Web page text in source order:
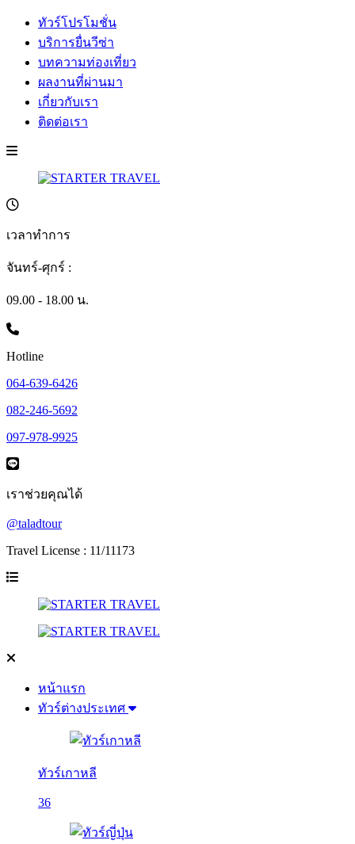
ทัวร์โปรโมชั่น
บริการยื่นวีซ่า
บทความท่องเที่ยว
ผลงานที่ผ่านมา
เกี่ยวกับเรา
ติดต่อเรา
เวลาทำการ
จันทร์-ศุกร์ :
09.00 - 18.00 น.
Hotline
064-639-6426
082-246-5692
097-978-9925
เราช่วยคุณได้
@taladtour
Travel License : 11/11173
หน้าแรก
ทัวร์ต่างประเทศ
ทัวร์เกาหลี
36